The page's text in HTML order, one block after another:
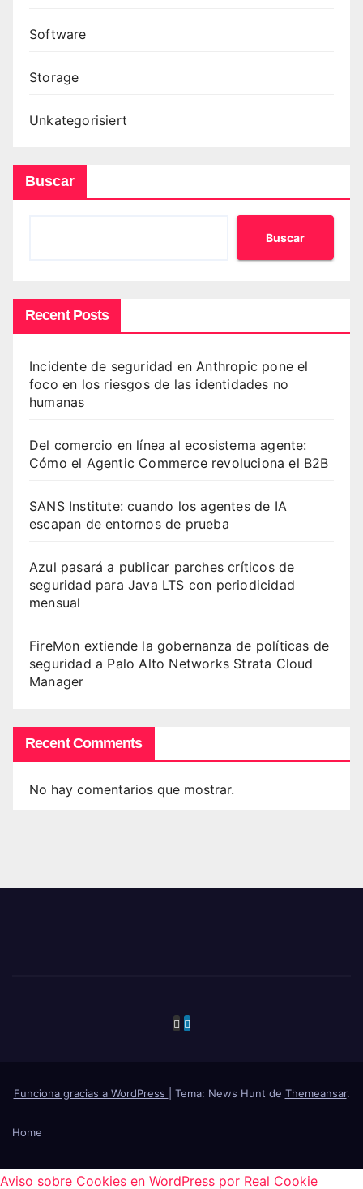
Software
Storage
Unkategorisiert
Buscar
Buscar
Recent Posts
Incidente de seguridad en Anthropic pone el
foco en los riesgos de las identidades no
humanas
Del comercio en línea al ecosistema agente:
Cómo el Agentic Commerce revoluciona el B2B
SANS Institute: cuando los agentes de IA
escapan de entornos de prueba
Azul pasará a publicar parches críticos de
seguridad para Java LTS con periodicidad
mensual
FireMon extiende la gobernanza de políticas de
seguridad a Palo Alto Networks Strata Cloud
Manager
Recent Comments
No hay comentarios que mostrar.
Funciona gracias a WordPress Tema: News Hunt de Themeansar.
Home
Aviso sobre Cookies en WordPress por Real Cookie